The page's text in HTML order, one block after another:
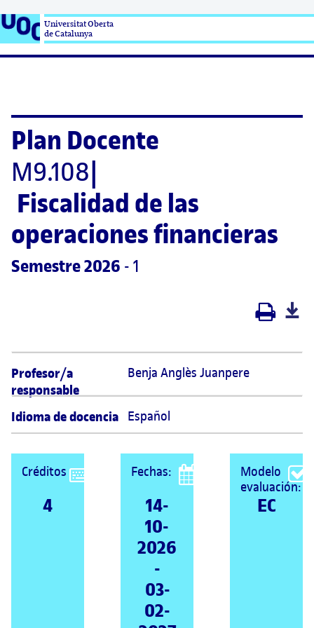
Universitat Oberta
de Catalunya
Plan Docente
M9.108
Fiscalidad de las
operaciones financieras
Semestre 2026 - 1
Profesor/a
responsable
Benja Anglès Juanpere
Idioma de docencia Español
Créditos
4
Fechas:
14-
10-
2026
-
03-
02-
Modelo
evaluación:
EC